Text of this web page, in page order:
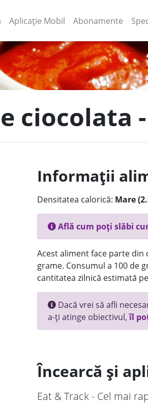
(current)
Aplicație Mobil (current)
Abonamente
ciocolata
Informații
Densitatea calorică: Mare
Află cum poți slăbi
Acest aliment face parte din
grame. Consumul a 100 de
cantitatea zilnică estimată
Dacă vrei să afli
a-ți atinge obiectivul,îl
Încearcă și
Eat & Track - Cel mai